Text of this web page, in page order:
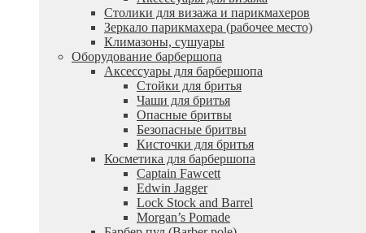
Столики для визажа и парикмахеров
Зеркало парикмахера (рабочее место)
Климазоны, сушуары
Оборудование барбершопа
Аксессуары для барбершопа
Стойки для бритья
Чаши для бритья
Опасные бритвы
Безопасные бритвы
Кисточки для бритья
Косметика для барбершопа
Captain Fawcett
Edwin Jagger
Lock Stock and Barrel
Morgan’s Pomade